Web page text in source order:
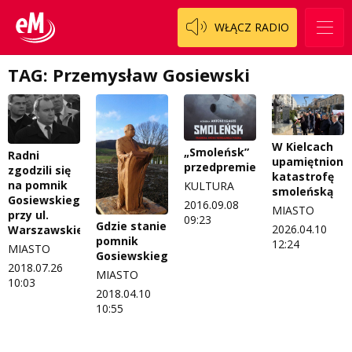
WŁĄCZ RADIO
Staszowski
Włoszczowski
Cały ten sport
Dzieciaki Cudaki
Fascynująca nauka
Historia na fali
Modna kultura
OdNowa
Pacjent, którego nie zapomnę
Pasjonaci
Piąta strona świata
Prawdę mówiąc
Koncert życzeń
Kontakt
O nas
Regulamin programu Patron
Zespół
Logo do pobrania
Regulamin konkursów
Regulamin przesyłania materiałów
Regulamin sklepu internetowego
TAG: Przemysław Gosiewski
Radni
zgodzili się
na pomnik
Gosiewskiego
przy ul.
Warszawskiej
MIASTO
2018.07.26
10:03
Gdzie stanie
pomnik
Gosiewskiego?
MIASTO
2018.04.10
10:55
„Smoleńsk”
przedpremierowo
KULTURA
2016.09.08
09:23
W Kielcach
upamiętniono
katastrofę
smoleńską
MIASTO
2026.04.10
12:24